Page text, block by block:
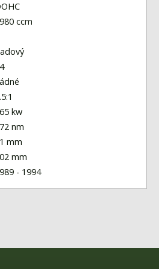
ccm
kw
nm
mm
mm
- 1994